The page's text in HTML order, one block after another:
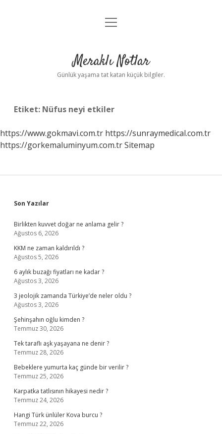
Anasayfa
Yasal Uyarı
menüyü
Meraklı Notlar
Günlük yaşama tat katan küçük bilgiler.
Etiket: Nüfus neyi etkiler
https://www.gokmavi.com.tr https://sunraymedical.com.tr
https://gorkemaluminyum.com.trSitemap
Sidebar
Son Yazılar
Birlikten kuvvet doğar ne anlama gelir ?
Ağustos 6, 2026
KKM ne zaman kaldırıldı ?
Ağustos 5, 2026
6 aylık buzağı fiyatları ne kadar ?
Ağustos 3, 2026
3 jeolojik zamanda Türkiye’de neler oldu ?
Ağustos 3, 2026
Şehinşahın oğlu kimden ?
Temmuz 30, 2026
Tek taraflı aşk yaşayana ne denir ?
Temmuz 28, 2026
Bebeklere yumurta kaç günde bir verilir ?
Temmuz 25, 2026
Karpatka tatlısının hikayesi nedir ?
Temmuz 24, 2026
Hangi Türk ünlüler Kova burcu ?
Temmuz 22, 2026